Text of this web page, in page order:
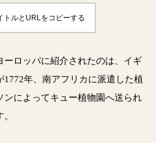
トルとURLをコピーする
ロッパに紹介されたのは、イギ
1772年、南アフリカに派遣した植
ンによってキュー植物園へ送られ